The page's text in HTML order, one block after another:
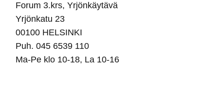
Forum 3.krs, Yrjönkäytävä
Yrjönkatu 23
00100 HELSINKI
Puh. 045 6539 110
Ma-Pe klo 10-18, La 10-16